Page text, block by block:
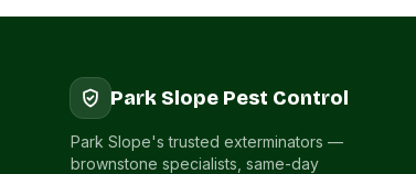
Park Slope Pest Control
Park Slope's trusted exterminators —
brownstone specialists, same-day